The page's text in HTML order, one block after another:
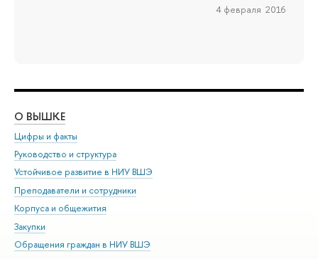
4 февраля 2016
О ВЫШКЕ
Цифры и факты
Руководство и структура
Устойчивое развитие в НИУ ВШЭ
Преподаватели и сотрудники
Корпуса и общежития
Закупки
Обращения граждан в НИУ ВШЭ